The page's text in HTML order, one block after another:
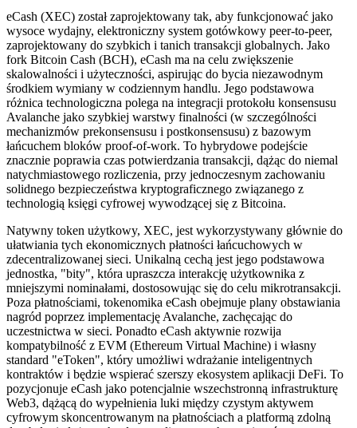
eCash (XEC) został zaprojektowany tak, aby funkcjonować jako
wysoce wydajny, elektroniczny system gotówkowy peer-to-peer,
zaprojektowany do szybkich i tanich transakcji globalnych. Jako
fork Bitcoin Cash (BCH), eCash ma na celu zwiększenie
skalowalności i użyteczności, aspirując do bycia niezawodnym
środkiem wymiany w codziennym handlu. Jego podstawowa
różnica technologiczna polega na integracji protokołu konsensusu
Avalanche jako szybkiej warstwy finalności (w szczególności
mechanizmów prekonsensusu i postkonsensusu) z bazowym
łańcuchem bloków proof-of-work. To hybrydowe podejście
znacznie poprawia czas potwierdzania transakcji, dążąc do niemal
natychmiastowego rozliczenia, przy jednoczesnym zachowaniu
solidnego bezpieczeństwa kryptograficznego związanego z
technologią księgi cyfrowej wywodzącej się z Bitcoina.
Natywny token użytkowy, XEC, jest wykorzystywany głównie do
ułatwiania tych ekonomicznych płatności łańcuchowych w
zdecentralizowanej sieci. Unikalną cechą jest jego podstawowa
jednostka, "bity", która upraszcza interakcję użytkownika z
mniejszymi nominałami, dostosowując się do celu mikrotransakcji.
Poza płatnościami, tokenomika eCash obejmuje plany obstawiania
nagród poprzez implementację Avalanche, zachęcając do
uczestnictwa w sieci. Ponadto eCash aktywnie rozwija
kompatybilność z EVM (Ethereum Virtual Machine) i własny
standard "eToken", który umożliwi wdrażanie inteligentnych
kontraktów i będzie wspierać szerszy ekosystem aplikacji DeFi. To
pozycjonuje eCash jako potencjalnie wszechstronną infrastrukturę
Web3, dążącą do wypełnienia luki między czystym aktywem
cyfrowym skoncentrowanym na płatnościach a platformą zdolną